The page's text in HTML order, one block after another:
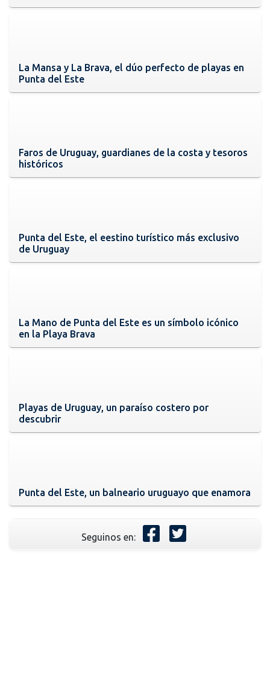
La Mansa y La Brava, el dúo perfecto de playas en
Punta del Este
Faros de Uruguay, guardianes de la costa y tesoros
históricos
Punta del Este, el eestino turístico más exclusivo
de Uruguay
La Mano de Punta del Este es un símbolo icónico
en la Playa Brava
Playas de Uruguay, un paraíso costero por
descubrir
Punta del Este, un balneario uruguayo que enamora
Seguinos en: